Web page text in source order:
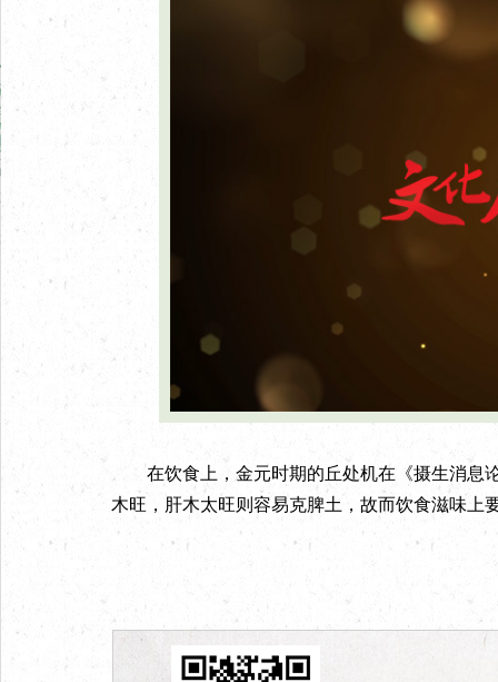
在饮食上，金元时期的丘处机在《摄生消息论
木旺，肝木太旺则容易克脾土，故而饮食滋味上